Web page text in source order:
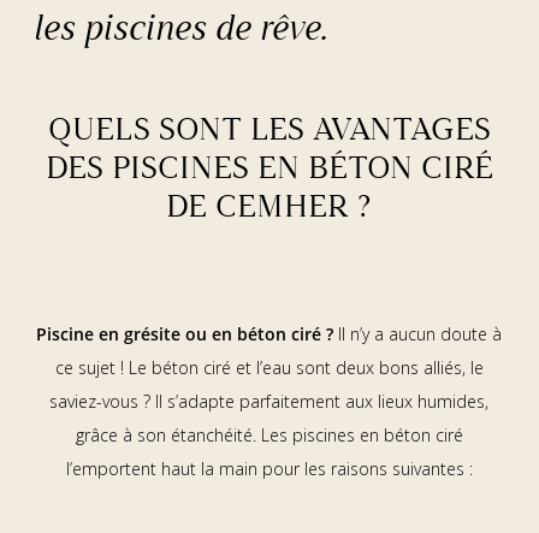
les piscines de rêve.
QUELS SONT LES AVANTAGES
DES PISCINES EN BÉTON CIRÉ
DE CEMHER ?
Piscine en grésite ou en béton ciré ? Il n’y a aucun doute à
ce sujet ! Le béton ciré et l’eau sont deux bons alliés, le
saviez-vous ? Il s’adapte parfaitement aux lieux humides,
grâce à son étanchéité. Les piscines en béton ciré
l’emportent haut la main pour les raisons suivantes :